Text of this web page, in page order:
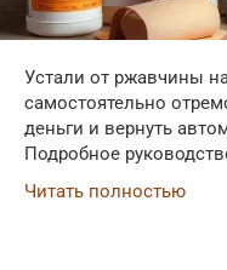
Устали от ржавчины
самостоятельно
деньги и вернуть
Подробное
Читать полностью